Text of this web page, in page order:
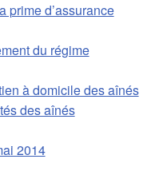
prime d’assurance
du régime
à domicile des aînés
des aînés
2014